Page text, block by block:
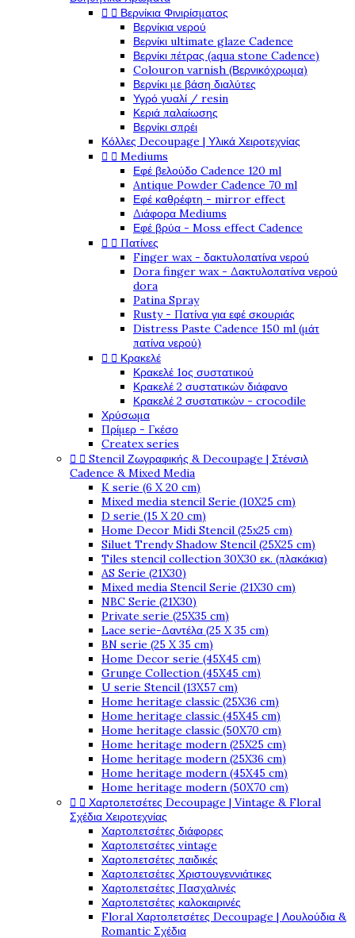
  Βερνίκια Φινιρίσματος
Βερνίκια νερού
Βερνίκι ultimate glaze Cadence
Βερνίκι πέτρας (aqua stone Cadence)
Colouron varnish (Βερνικόχρωμα)
Βερνίκι με βάση διαλύτες
Υγρό γυαλί / resin
Κεριά παλαίωσης
Βερνίκι σπρέι
Κόλλες Decoupage | Υλικά Χειροτεχνίας
  Mediums
Εφέ βελούδο Cadence 120 ml
Antique Powder Cadence 70 ml
Εφέ καθρέφτη - mirror effect
Διάφορα Mediums
Εφέ βρύα - Moss effect Cadence
  Πατίνες
Finger wax - δακτυλοπατίνα νερού
Dora finger wax - Δακτυλοπατίνα νερού
dora
Patina Spray
Rusty - Πατίνα για εφέ σκουριάς
Distress Paste Cadence 150 ml (μάτ
πατίνα νερού)
  Κρακελέ
Κρακελέ 1ος συστατικού
Κρακελέ 2 συστατικών διάφανο
Κρακελέ 2 συστατικών - crocodile
Χρύσωμα
Πρίμερ - Γκέσο
Createx series
  Stencil Ζωγραφικής & Decoupage | Στένσιλ
Cadence & Mixed Media
K serie (6 X 20 cm)
Mixed media stencil Serie (10X25 cm)
D serie (15 X 20 cm)
Home Decor Midi Stencil (25x25 cm)
Siluet Trendy Shadow Stencil (25X25 cm)
Tiles stencil collection 30X30 εκ. (πλακάκια)
AS Serie (21X30)
Mixed media Stencil Serie (21X30 cm)
NBC Serie (21X30)
Private serie (25X35 cm)
Lace serie-Δαντέλα (25 X 35 cm)
BN serie (25 X 35 cm)
Home Decor serie (45X45 cm)
Grunge Collection (45X45 cm)
U serie Stencil (13X57 cm)
Home heritage classic (25X36 cm)
Home heritage classic (45X45 cm)
Home heritage classic (50X70 cm)
Home heritage modern (25X25 cm)
Home heritage modern (25X36 cm)
Home heritage modern (45X45 cm)
Home heritage modern (50X70 cm)
  Χαρτοπετσέτες Decoupage | Vintage & Floral
Σχέδια Χειροτεχνίας
Χαρτοπετσέτες διάφορες
Χαρτοπετσέτες vintage
Χαρτοπετσέτες παιδικές
Χαρτοπετσέτες Χριστουγεννιάτικες
Χαρτοπετσέτες Πασχαλινές
Χαρτοπετσέτες καλοκαιρινές
Floral Χαρτοπετσέτες Decoupage | Λουλούδια &
Romantic Σχέδια